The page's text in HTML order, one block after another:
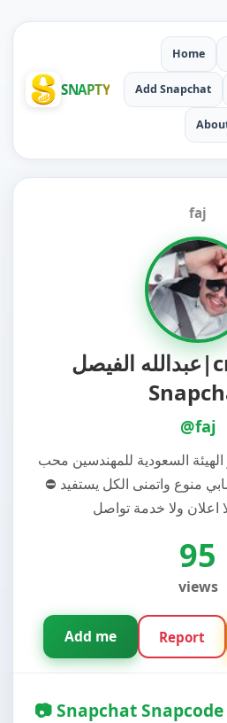
SNAPTY
Home
Add Snapchat
faj
عبدالله الفيصل|crash🎖 auf
@faj
السعودية للمهندسين محب
منوع واتمنى الكل يستفيد ⛔️
اعلان ولا خدمة تواصل
95
views
Add me Report
📷 Snapchat Snapcode